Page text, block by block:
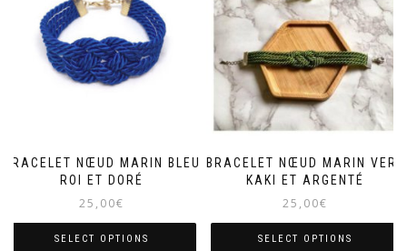
BRACELET NŒUD MARIN BLEU
ROI ET DORÉ
25,00€
SELECT OPTIONS
BRACELET NŒUD MARIN VERT
KAKI ET ARGENTÉ
25,00€
SELECT OPTIONS